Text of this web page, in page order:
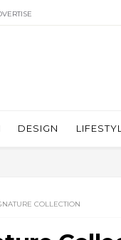
DESIGN
COLLECTION